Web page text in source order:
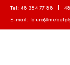
Tel: 48 384 77 88
E-mail: